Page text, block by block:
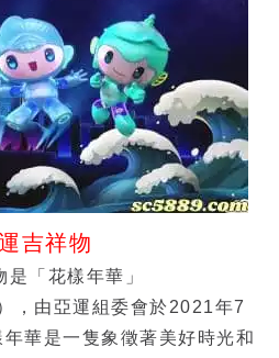
吉祥物
「花樣年華」
，由亞運組委會於2021年7
華是一隻象徵著美好時光和